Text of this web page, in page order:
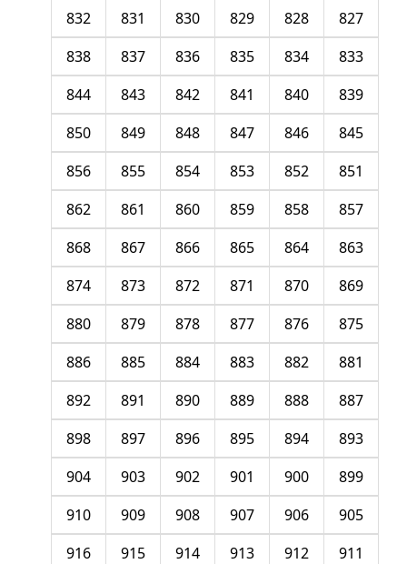
827
828
829
830
831
832
833
834
835
836
837
838
839
840
841
842
843
844
845
846
847
848
849
850
851
852
853
854
855
856
857
858
859
860
861
862
863
864
865
866
867
868
869
870
871
872
873
874
875
876
877
878
879
880
881
882
883
884
885
886
887
888
889
890
891
892
893
894
895
896
897
898
899
900
901
902
903
904
905
906
907
908
909
910
911
912
913
914
915
916